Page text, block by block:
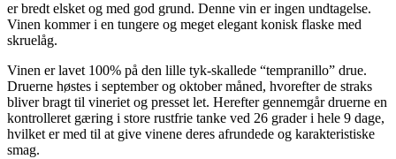
er bredt elsket og med god grund. Denne vin er ingen undtagelse.
Vinen kommer i en tungere og meget elegant konisk flaske med
skruelåg.
Vinen er lavet 100% på den lille tyk-skallede “tempranillo” drue.
Druerne høstes i september og oktober måned, hvorefter de straks
bliver bragt til vineriet og presset let. Herefter gennemgår druerne en
kontrolleret gæring i store rustfrie tanke ved 26 grader i hele 9 dage,
hvilket er med til at give vinene deres afrundede og karakteristiske
smag.